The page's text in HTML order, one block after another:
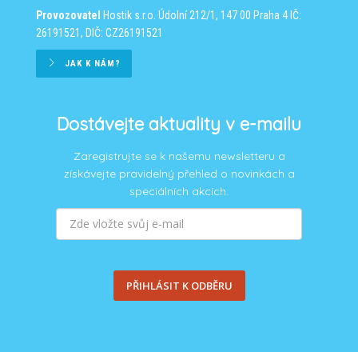
Provozovatel
Hostik s.r.o. Údolní 212/1, 147 00 Praha 4 IČ:
26191521, DIČ: CZ26191521
JAK K NÁM?
Dostávejte aktuality v e-mailu
Zaregistrujte se k našemu newsletteru a
získávejte pravidelný přehled o novinkách a
speciálních akcích.
PŘIHLÁSIT K ODBĚRU